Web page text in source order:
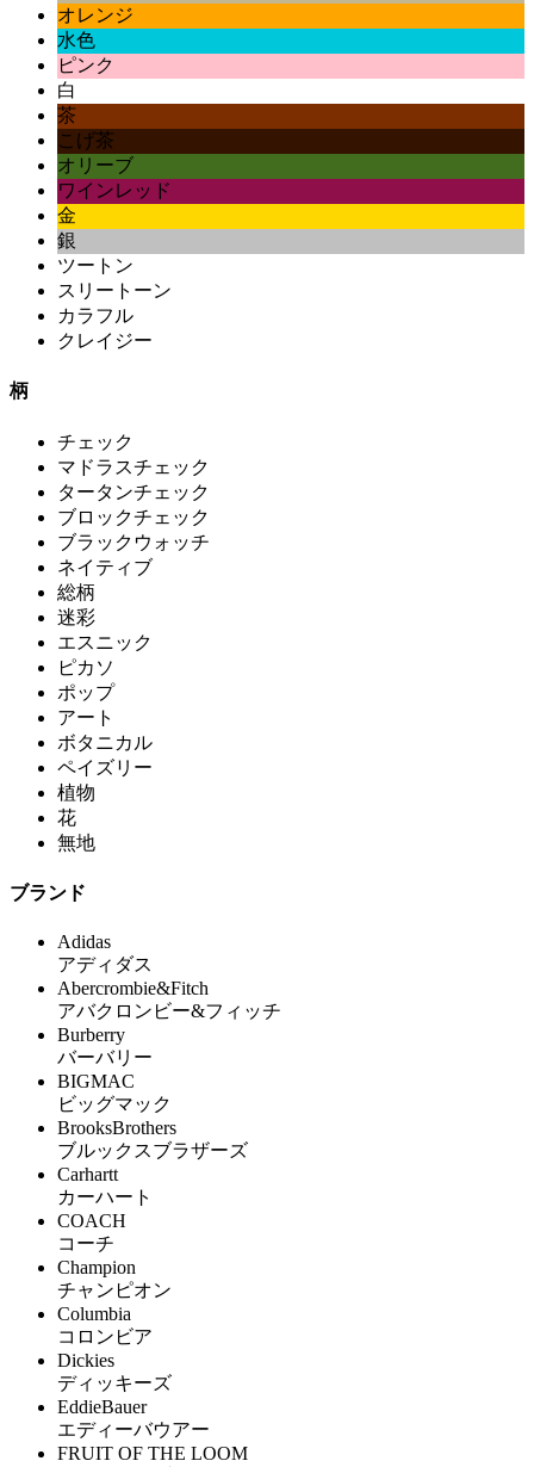
オレンジ
水色
ピンク
白
茶
こげ茶
オリーブ
ワインレッド
金
銀
ツートン
スリートーン
カラフル
クレイジー
柄
チェック
マドラスチェック
タータンチェック
ブロックチェック
ブラックウォッチ
ネイティブ
総柄
迷彩
エスニック
ピカソ
ポップ
アート
ボタニカル
ペイズリー
植物
花
無地
ブランド
Adidas
アディダス
Abercrombie&Fitch
アバクロンビー&フィッチ
Burberry
バーバリー
BIGMAC
ビッグマック
BrooksBrothers
ブルックスブラザーズ
Carhartt
カーハート
COACH
コーチ
Champion
チャンピオン
Columbia
コロンビア
Dickies
ディッキーズ
EddieBauer
エディーバウアー
FRUIT OF THE LOOM